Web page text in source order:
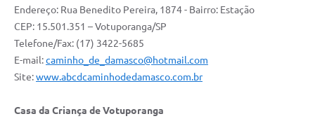
Contato
Endereço: Rua Benedito Pereira, 1874 - Bairro: Estação
CEP: 15.501.351 – Votuporanga/SP
Telefone/Fax: (17) 3422-5685
E-mail:caminho_de_damasco@hotmail.com
Site:www.abcdcaminhodedamasco.com.br
Casa da Criança de Votuporanga